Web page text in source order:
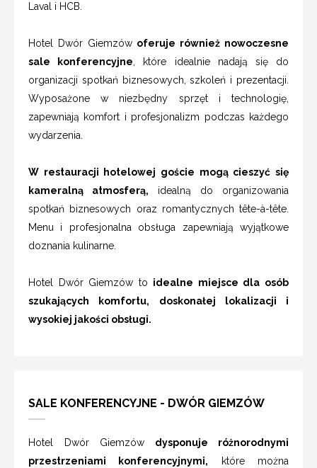
Laval i HCB.
Hotel Dwór Giemzów oferuje również nowoczesne
sale konferencyjne , które idealnie nadają się do
organizacji spotkań biznesowych, szkoleń i prezentacji.
Wyposażone w niezbędny sprzęt i technologię,
zapewniają komfort i profesjonalizm podczas każdego
wydarzenia.
W restauracji hotelowej goście mogą cieszyć się
kameralną atmosferą, idealną do organizowania
spotkań biznesowych oraz romantycznych tête-à-tête.
Menu i profesjonalna obsługa zapewniają wyjątkowe
doznania kulinarne.
Hotel Dwór Giemzów to idealne miejsce dla osób
szukających komfortu, doskonałej lokalizacji i
wysokiej jakości obsługi.
SALE KONFERENCYJNE - DWÓR GIEMZÓW
Hotel Dwór Giemzów dysponuje różnorodnymi
przestrzeniami konferencyjnymi, które można